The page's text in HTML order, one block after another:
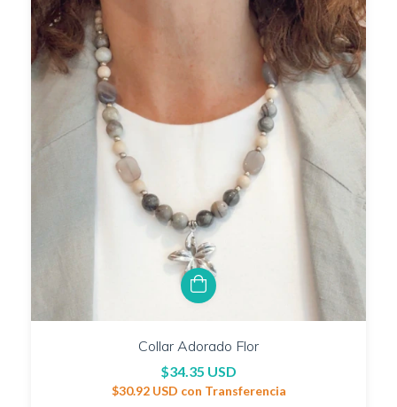
Collar Adorado Flor
$34.35 USD
$30.92 USD con Transferencia